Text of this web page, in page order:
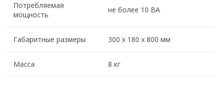
Потребляемая
мощность
не более 10 ВА
Габаритные размеры 300 х 180 х 800 мм
Масса 8 кг